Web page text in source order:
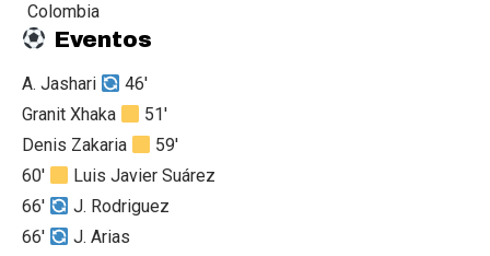
Colombia
Eventos
A. Jashari
46'
Granit Xhaka
51'
Denis Zakaria
59'
60'
Luis Javier Suárez
66'
J. Rodriguez
66'
J. Arias